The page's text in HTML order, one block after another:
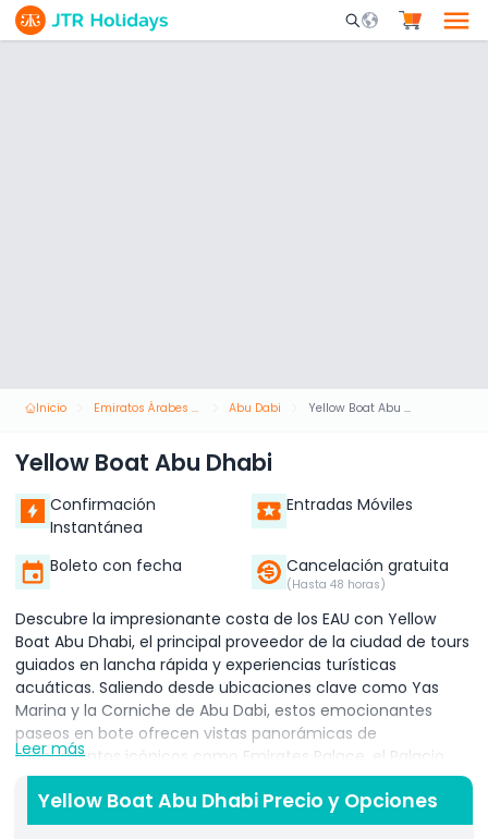
Mobile Search
Inicio Emiratos Árabes Unidos Abu Dabi Yellow Boat Abu Dhabi
Yellow Boat Abu Dhabi
Confirmación
Instantánea
Entradas Móviles
Boleto con fecha Cancelación gratuita
(Hasta 48 horas)
Descubre la impresionante costa de los EAU con Yellow
Boat Abu Dhabi, el principal proveedor de la ciudad de tours
guiados en lancha rápida y experiencias turísticas
acuáticas. Saliendo desde ubicaciones clave como Yas
Marina y la Corniche de Abu Dabi, estos emocionantes
paseos en bote ofrecen vistas panorámicas de
monumentos icónicos como Emirates Palace, el Palacio
Presidencial, Ferrari World, Yas Waterworld y la sede de
Aldar. Perfectos para familias, parejas y buscadores de
aventura, los tours de Yellow Boat combinan la emoción de
Leer más
Yellow Boat Abu Dhabi Precio y Opciones